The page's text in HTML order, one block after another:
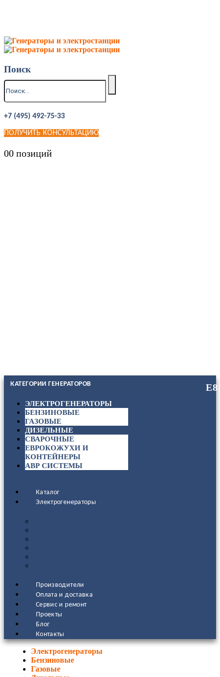
Поиск
+7 (495) 492-75-33
ПОЛУЧИТЬ КОНСУЛЬТАЦИЮ
00 позиций
КАТЕГОРИИ ГЕНЕРАТОРОВ
ЭЛЕКТРОГЕНЕРАТОРЫ
БЕНЗИНОВЫЕ
ГАЗОВЫЕ
ДИЗЕЛЬНЫЕ
СВАРОЧНЫЕ
ЕВРОКОЖУХИ И
КОНТЕЙНЕРЫ
АВР СИСТЕМЫ
Каталог
Электрогенераторы
Производители
Оплата и доставка
Сервис и ремонт
Проекты
Блог
Контакты
Электрогенераторы
Бензиновые
Газовые